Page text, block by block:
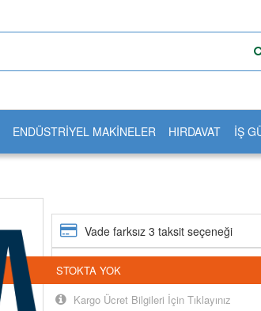
ENDÜSTRİYEL MAKİNELER HIRDAVAT İŞ
Vade farksız 3 taksit seçeneği
24 saatte kargoda
Kargo Ücret Bilgileri İçin Tıklayınız
STOKTA YOK